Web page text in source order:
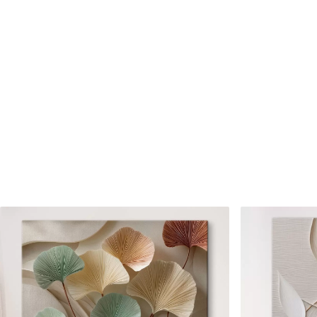
✓
✓Biztonságos, szagtalan tinta
✗ Vászonhatású felület
✗Környezetbarát anyag
✓
✓ Biztonságos,
✓ Vászonhatású felület
✗ Környezetbarát anyag